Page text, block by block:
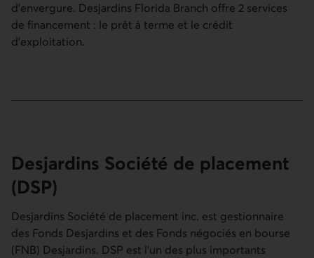
d'envergure. Desjardins Florida Branch offre 2 services
de financement : le prêt à terme et le crédit
d'exploitation.
Desjardins Société de placement
(DSP)
Desjardins Société de placement inc. est gestionnaire
des Fonds Desjardins et des Fonds négociés en bourse
(FNB) Desjardins. DSP est l’un des plus importants